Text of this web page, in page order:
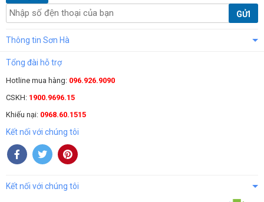
GỬI
Thông tin Sơn Hà
Tổng đài hỗ trợ
Hotline mua hàng: 096.926.9090
CSKH: 1900.9696.15
Khiếu nại: 0968.60.1515
Kết nối với chúng tôi
Kết nối với chúng tôi